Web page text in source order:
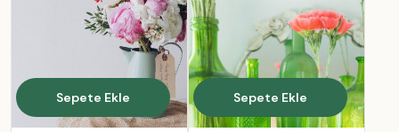
Sepete Ekle Sepete Ekle